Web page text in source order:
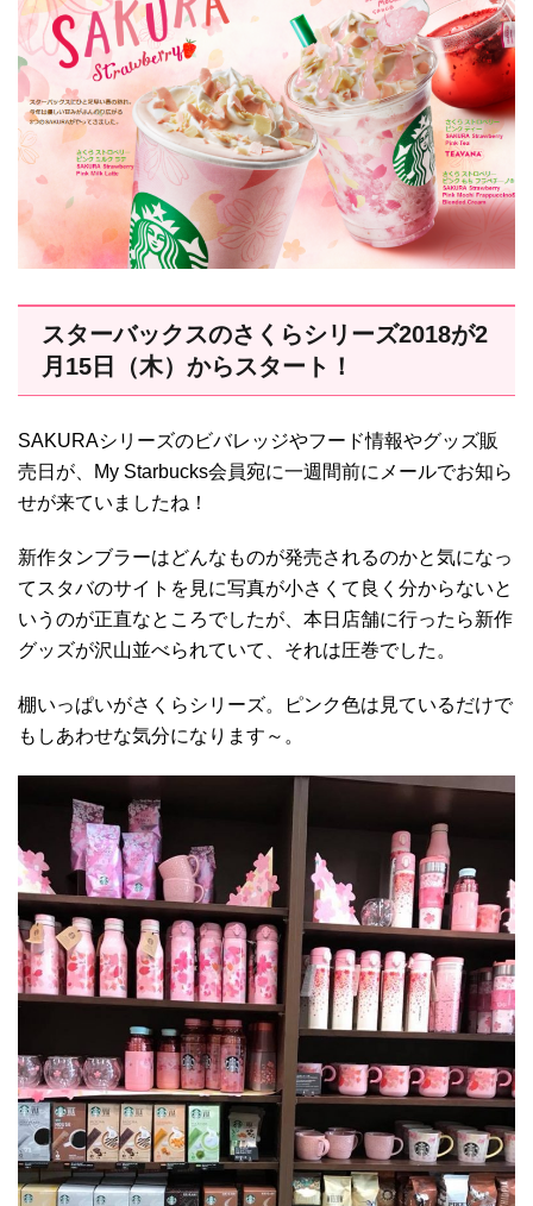
スターバックスのさくらシリーズ2018が2
月15日（木）からスタート！
SAKURAシリーズのビバレッジやフード情報やグッズ販
売日が、My Starbucks会員宛に一週間前にメールでお知ら
せが来ていましたね！
新作タンブラーはどんなものが発売されるのかと気になっ
てスタバのサイトを見に写真が小さくて良く分からないと
いうのが正直なところでしたが、本日店舗に行ったら新作
グッズが沢山並べられていて、それは圧巻でした。
棚いっぱいがさくらシリーズ。ピンク色は見ているだけで
もしあわせな気分になります～。